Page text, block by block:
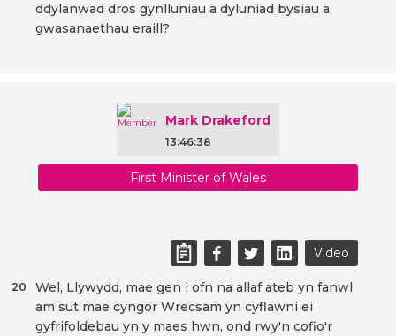
ddylanwad dros gynlluniau a dyluniad bysiau a
gwasanaethau eraill?
Mark Drakeford
13:46:38
First Minister of Wales
Video
Wel, Llywydd, mae gen i ofn na allaf ateb yn fanwl
am sut mae cyngor Wrecsam yn cyflawni ei
gyfrifoldebau yn y maes hwn, ond rwy'n cofio'r
20